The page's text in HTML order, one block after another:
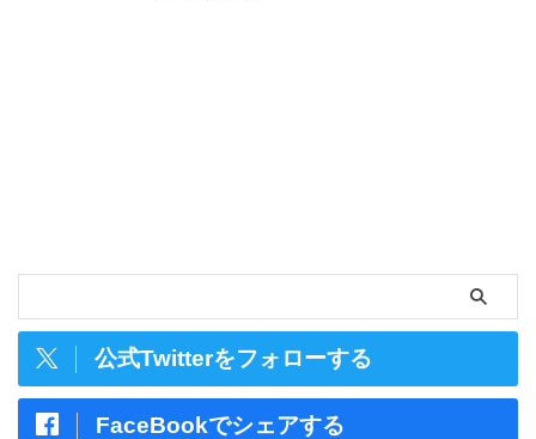
公式Twitterをフォローする
FaceBookでシェアする